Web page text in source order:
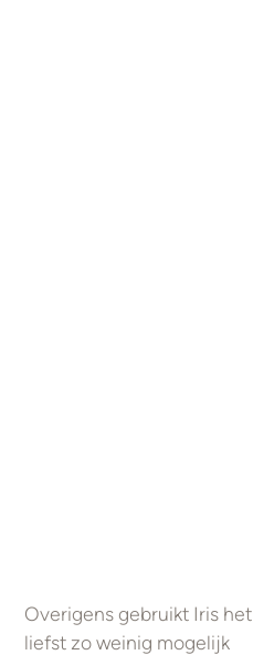
Overigens gebruikt Iris het
liefst zo weinig mogelijk